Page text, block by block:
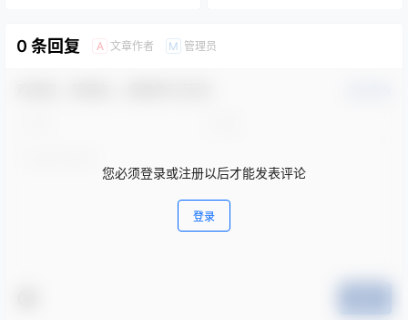
0 条回复 A 文章作者 M 管理员
您必须登录或注册以后才能发表评论
登录